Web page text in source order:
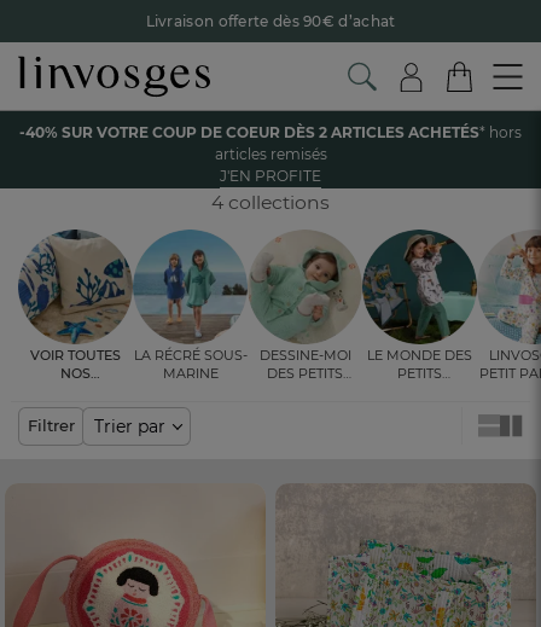
Livraison offerte dès 90€ d’achat
Retour offert avec Colissimo* !
Payez en 3x ou 4x sans frais avec Alma
Le parrainage Linvosges : offrez 15€, recevez 15€ !
Je
découvre
-40% sur votre coup de coeurdès 2 articles achetés !
profite
-40% SUR VOTRE COUP DE COEUR DÈS 2 ARTICLES ACHETÉS* hors
articles remisés
J'EN PROFITE
Accueil Enfant Accessoires
ACCESSOIRES ENFANT ET BÉBÉ
4 collections
La récré sous-
marine
Dessine-moi
des petits
Le monde des
petits Petit
Voir toutes
nos
Filtrer Trier par